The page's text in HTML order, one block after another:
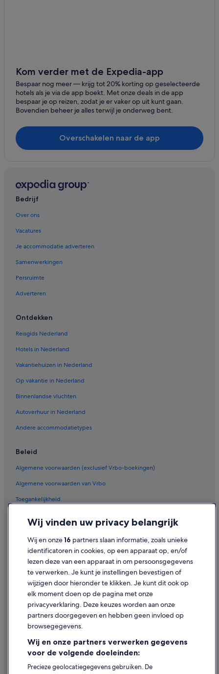
Kom verder met de Expedia-app
Bespaar nog meer ― krijg tot 20% korting op geselecteerde
hotels als je via de app boekt. Met onze deals in de app
bespaar je op reizen, zodat je er vaker op uit kunt gaan.
Bovendien beheer je alles terwijl je onderweg bent.
Overschakelen naar de app
Bedrijf
Over ons
Vacatures
Je accommodatie adverteren
Samenwerkingen
Persruimte
Adverteren
Ontdekken
Reisgids Nederland
Hotels in Nederland
Vakantiehuizen in Nederland
Op vakantie in Nederland
Binnenlandse vluchten
Autoverhuur in Nederland
Andere accommodatietypes
Beleid
Algemene voorwaarden (exclusief Vrbo-boekingen)
Algemene voorwaarden van Vrbo
Toegankelijkheid
Gebruiksvoorwaarden
Juridische informatie/Contact
Inhoudsrichtlijnen en inhoud rapporteren
Hulp
Contact
Restitutieproces en tijdsbestek
Boek een vlucht met airlinetegoed
Wij vinden uw privacy belangrijk
Wij en onze16 partners slaan informatie, zoals unieke
identificatoren in cookies, op een apparaat op, en/of
lezen deze van een apparaat in om persoonsgegevens
te verwerken. Je kunt je instellingen bevestigen of
wijzigen door hieronder te klikken. Je kunt dit ook op
elk moment doen op de pagina met onze
privacyverklaring. Deze keuzes worden aan onze
partners doorgegeven en hebben geen invloed op
browsegegevens.
Wij en onze partners verwerken gegevens
voor de volgende doeleinden:
Precieze geolocatiegegevens gebruiken. De